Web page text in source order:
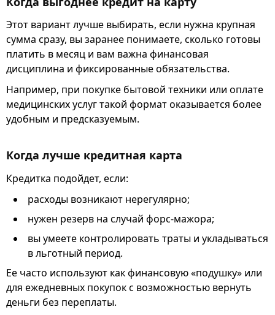
Этот вариант лучше выбирать, если нужна крупная
сумма сразу, вы заранее понимаете, сколько готовы
платить в месяц и вам важна финансовая
дисциплина и фиксированные обязательства.
Например, при покупке бытовой техники или оплате
медицинских услуг такой формат оказывается более
удобным и предсказуемым.
Когда лучше кредитная карта
Кредитка подойдет, если:
расходы возникают нерегулярно;
нужен резерв на случай форс-мажора;
вы умеете контролировать траты и укладываться
в льготный период.
Ее часто используют как финансовую «подушку» или
для ежедневных покупок с возможностью вернуть
деньги без переплаты.